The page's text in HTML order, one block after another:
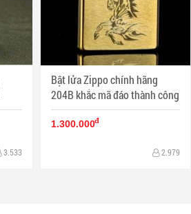
3.533
Bật lửa Zippo chính hãng
204B khắc mã đáo thành công
1.300.000đ
2.979